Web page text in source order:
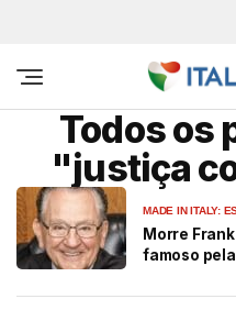
Todos os
"justiça
MADE IN ITALY:
Morre
famoso